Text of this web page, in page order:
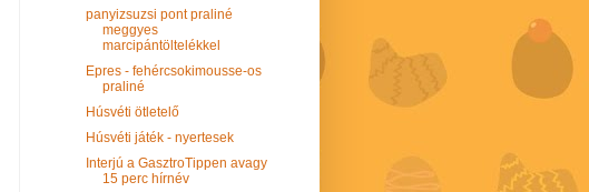
panyizsuzsi pont praliné
meggyes
marcipántöltelékkel
Epres - fehércsokimousse-os
praliné
Húsvéti ötletelő
Húsvéti játék - nyertesek
Interjú a GasztroTippen avagy
15 perc hírnév